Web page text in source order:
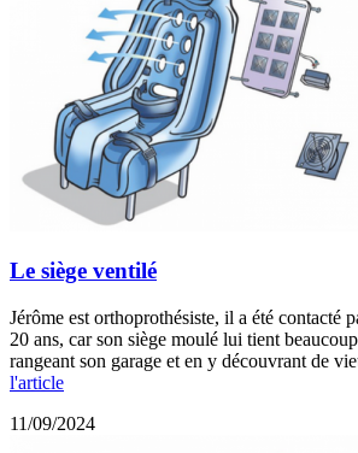
Le siège ventilé
Jérôme est orthoprothésiste, il a été contacté
20 ans, car son siège moulé lui tient
rangeant son garage et en y découvrant de
l'article
11/09/2024